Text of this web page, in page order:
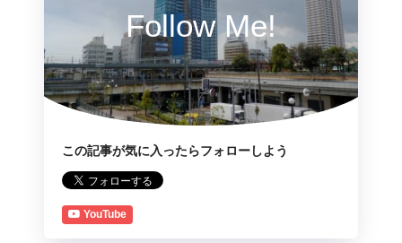
Follow Me!
この記事が気に入ったらフォローしよう
YouTube